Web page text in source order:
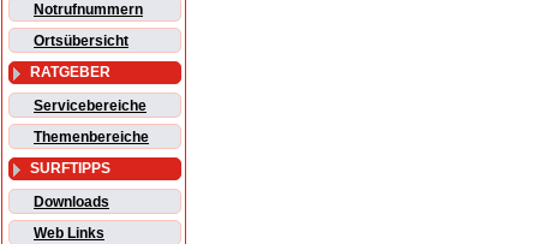
Notrufnummern
Ortsübersicht
RATGEBER
Servicebereiche
Themenbereiche
SURFTIPPS
Downloads
Web Links